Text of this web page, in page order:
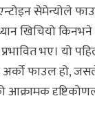
सेमेन्योले
खिचियो
भए। यो
अर्को फाउल हो,